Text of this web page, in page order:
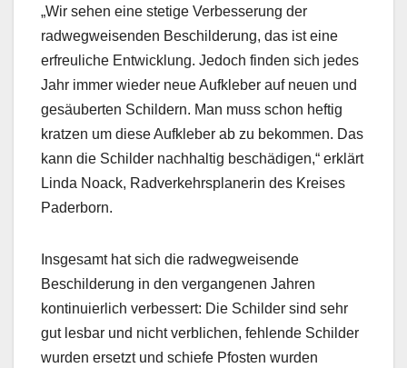
„Wir sehen eine stetige Verbesserung der
radwegweisenden Beschilderung, das ist eine
erfreuliche Entwicklung. Jedoch finden sich jedes
Jahr immer wieder neue Aufkleber auf neuen und
gesäuberten Schildern. Man muss schon heftig
kratzen um diese Aufkleber ab zu bekommen. Das
kann die Schilder nachhaltig beschädigen,“ erklärt
Linda Noack, Radverkehrsplanerin des Kreises
Paderborn.
Insgesamt hat sich die radwegweisende
Beschilderung in den vergangenen Jahren
kontinuierlich verbessert: Die Schilder sind sehr
gut lesbar und nicht verblichen, fehlende Schilder
wurden ersetzt und schiefe Pfosten wurden